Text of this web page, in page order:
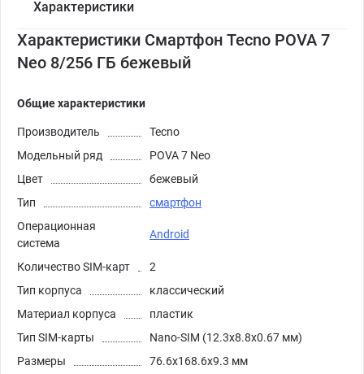
Характеристики
Характеристики Смартфон Tecno POVA 7
Neo 8/256 ГБ бежевый
Общие характеристики
Производитель
Tecno
Модельный ряд
POVA 7 Neo
Цвет
бежевый
Тип
смартфон
Операционная
система
Android
Количество SIM-карт
2
Тип корпуса
классический
Материал корпуса
пластик
Тип SIM-карты
Nano-SIM (12.3x8.8x0.67 мм)
Размеры
76.6x168.6x9.3 мм